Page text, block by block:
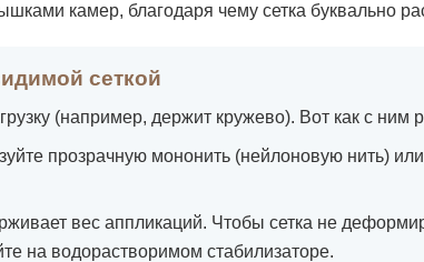
камер, благодаря чему сетка буквально
сеткой
(например, держит кружево). Вот как с ним
прозрачную мононить (нейлоновую нить)
вес аппликаций. Чтобы сетка не
на водорастворимом стабилизаторе.